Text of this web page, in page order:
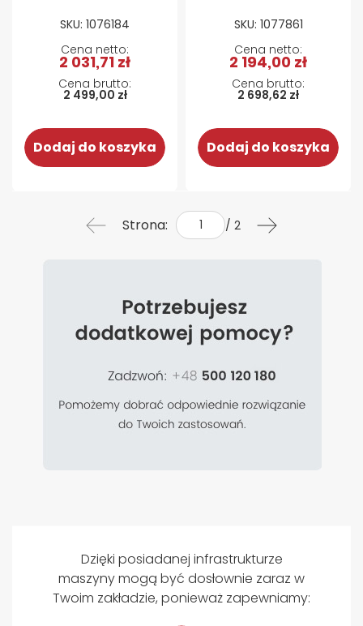
SKU: 1076184
2 499,00 zł
2 031,71 zł
Dodaj do koszyka
SKU: 1077861
2 698,62 zł
2 194,00 zł
Dodaj do koszyka
Strona: / 2
Dzięki posiadanej infrastrukturze
maszyny mogą być dosłownie zaraz w
Twoim zakładzie, ponieważ zapewniamy: